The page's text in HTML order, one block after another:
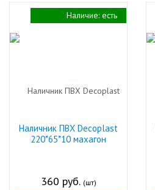
Наличник ПВХ Decoplast
220*65*10 махагон
360 руб. (шт)
Наличие: есть